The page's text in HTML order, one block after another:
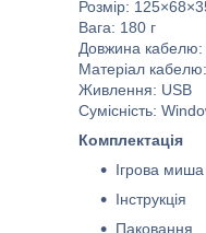
Розмір:
Вага: 180 г
Довжина
Матеріал
Живлення: USB
Сумісність:
Комплектація
Ігрова
Інструкція
Паковання